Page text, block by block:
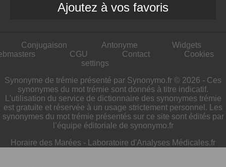
Ajoutez à vos favoris
Conjugaison Antonyme
Widgets
CGU Contact
Cookies
settings
Synonyme de trémie présenté par Synonymo.fr © 2026 - Ces
synonymes du mot trémie sont donnés à titre indicatif.
L'utilisation du service de dictionnaire des synonymes trémie
est gratuite et réservée à un usage strictement personnel. Les
synonymes du mot trémie présentés sur ce site sont édités par
l’équipe éditoriale de synonymo.fr
Horaire des Marées - Laboratoire d'Analyses Médicales.fr